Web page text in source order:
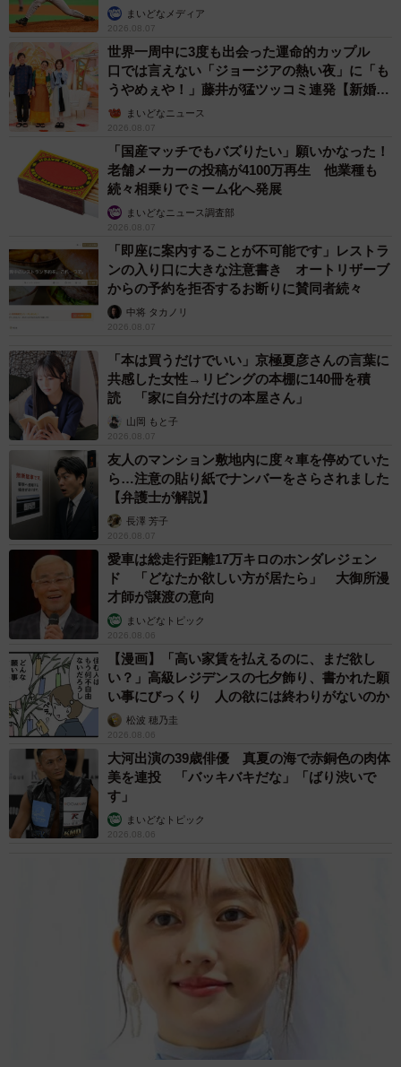
「人生こそがバラエティー」 マレーシア移住を報告した菊地亜
美 子どもの教育考え「小学校へ入学するこのタイミングで挑
戦」
2026.08.06
「明日ひま？」 知り合いから唐突なメッセー
ジ 用件次第で断ることもできる賢い返信文と
は？【漫画】
海川 まこと
2026.08.06
コガネムシを見つめる猫とパパ、偶然生まれた
神々しい構図が「宗教画のよう」と話題 「尊
い」「ていうかライオンキング」
2026.08.06
髪をバッサリと切った飼い主が帰宅すると→愛
犬たちの反応に「ワンコ様でも戸惑うのね
（笑）」「困り顔がかわいい」
2026.08.06
「誰かみたいにならなきゃ」 他人を正解にし
て生きてきた母親 自己主張が苦手な娘に教わ
った大切なこと【漫画】
2026.08.06
「かわいいストーカーに追われています」甘え
ん坊な元保護猫 最後は飼い主にダイブする姿
に「間違いなく犬」「完全に親子」と反響
梨木 香奈
2026.08.06
がんと片目の失明、3時間おきの壮絶な介護を
乗り越えた猫 「叶わないかもしれない」と覚
悟した19歳の誕生日を迎えて感動
古川 諭香
2026.08.06
「カニにアジをあげると青くなる」ほんと
に！？ 「自然の染色技術が凄い」と話題に
その理由とは…？
2026.08.06
誰も求めていない職場の「謎マナー」、「過剰
な挨拶」や「お土産配り」を抑えた1位は？
やめられない理由は「周りの目」
まいどなデータ
自転車通行可の歩道 電動キックボードで走行
中、小学生とあわや衝突！ 「歩道走行は道交
法違反でしょ」と指摘されました【弁護士が解
長澤 芳子